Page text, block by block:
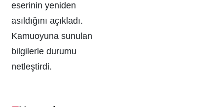
eserinin yeniden
asıldığını açıkladı.
Kamuoyuna sunulan
bilgilerle durumu
netleştirdi.